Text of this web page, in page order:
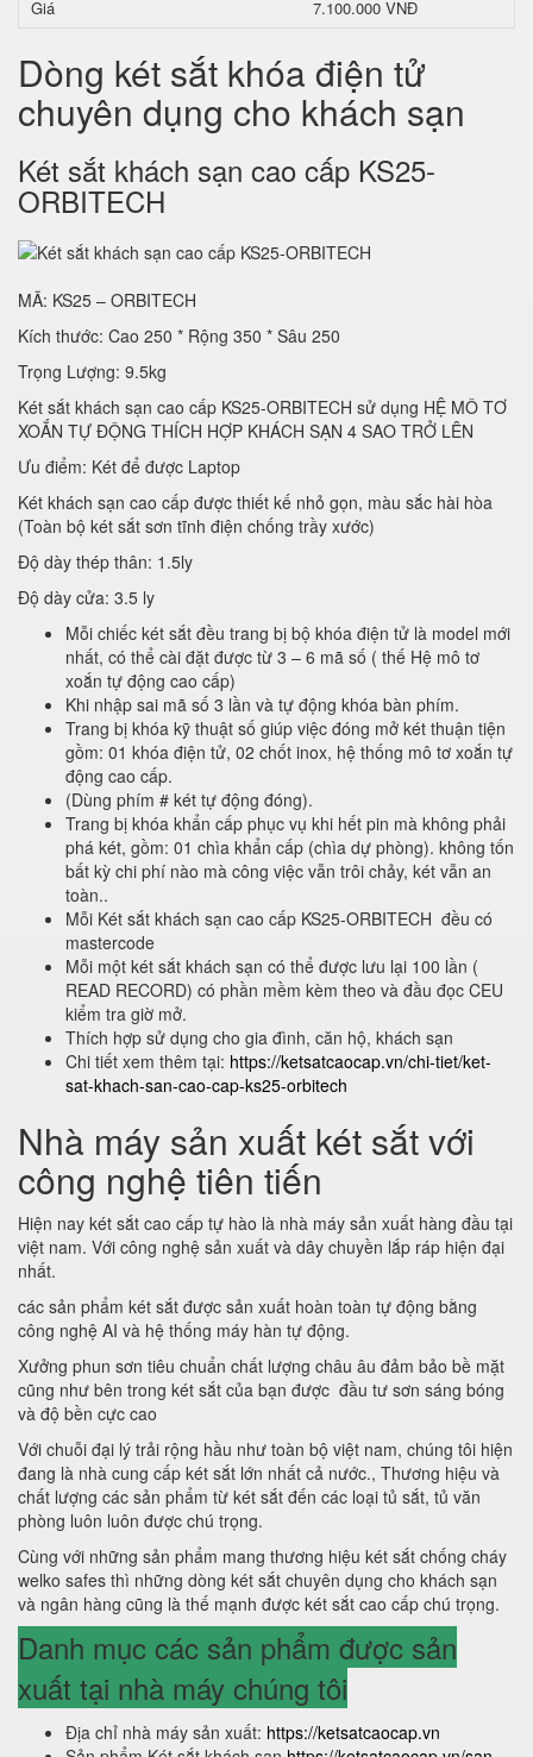
Giá 7.100.000 VNĐ
Dòng két sắt khóa điện tử
chuyên dụng cho khách sạn
Két sắt khách sạn cao cấp KS25-
ORBITECH
MÃ: KS25 – ORBITECH
Kích thước: Cao 250 * Rộng 350 * Sâu 250
Trọng Lượng: 9.5kg
Két sắt khách sạn cao cấp KS25-ORBITECH sử dụng HỆ MÔ TƠ
XOẮN TỰ ĐỘNG THÍCH HỢP KHÁCH SẠN 4 SAO TRỞ LÊN
Ưu điểm: Két để được Laptop
Két khách sạn cao cấp được thiết kế nhỏ gọn, màu sắc hài hòa
(Toàn bộ két sắt sơn tĩnh điện chống trầy xước)
Độ dày thép thân: 1.5ly
Độ dày cửa: 3.5 ly
Mỗi chiếc két sắt đều trang bị bộ khóa điện tử là model mới
nhất, có thể cài đặt được từ 3 – 6 mã số ( thế Hệ mô tơ
xoắn tự động cao cấp)
Khi nhập sai mã số 3 lần và tự động khóa bàn phím.
Trang bị khóa kỹ thuật số giúp việc đóng mở két thuận tiện
gồm: 01 khóa điện tử, 02 chốt inox, hệ thống mô tơ xoắn tự
động cao cấp.
(Dùng phím # két tự động đóng).
Trang bị khóa khẩn cấp phục vụ khi hết pin mà không phải
phá két, gồm: 01 chìa khẩn cấp (chìa dự phòng). không tốn
bất kỳ chi phí nào mà công việc vẫn trôi chảy, két vẫn an
toàn..
Mỗi Két sắt khách sạn cao cấp KS25-ORBITECH đều có
mastercode
Mỗi một két sắt khách sạn có thể được lưu lại 100 lần (
READ RECORD) có phần mềm kèm theo và đầu đọc CEU
kiểm tra giờ mở.
Thích hợp sử dụng cho gia đình, căn hộ, khách sạn
Chi tiết xem thêm tại: https://ketsatcaocap.vn/chi-tiet/ket-
sat-khach-san-cao-cap-ks25-orbitech
Nhà máy sản xuất két sắt với
công nghệ tiên tiến
Hiện nay két sắt cao cấp tự hào là nhà máy sản xuất hàng đầu tại
việt nam. Với công nghệ sản xuất và dây chuyền lắp ráp hiện đại
nhất.
các sản phẩm két sắt được sản xuất hoàn toàn tự động bằng
công nghệ AI và hệ thống máy hàn tự động.
Xưởng phun sơn tiêu chuẩn chất lượng châu âu đảm bảo bề mặt
cũng như bên trong két sắt của bạn được đầu tư sơn sáng bóng
và độ bền cực cao
Với chuỗi đại lý trải rộng hầu như toàn bộ việt nam, chúng tôi hiện
đang là nhà cung cấp két sắt lớn nhất cả nước., Thương hiệu và
chất lượng các sản phẩm từ két sắt đến các loại tủ sắt, tủ văn
phòng luôn luôn được chú trọng.
Cùng với những sản phẩm mang thương hiệu két sắt chống cháy
welko safes thì những dòng két sắt chuyên dụng cho khách sạn
và ngân hàng cũng là thế mạnh được két sắt cao cấp chú trọng.
Danh mục các sản phẩm được sản
xuất tại nhà máy chúng tôi
Địa chỉ nhà máy sản xuất: https://ketsatcaocap.vn